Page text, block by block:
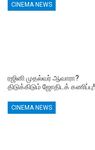
CINEMA NEWS
ரஜினி முதல்வர் ஆவாரா?
திடுக்கிடும் ஜோதிடக் கணிப்பு!
CINEMA NEWS